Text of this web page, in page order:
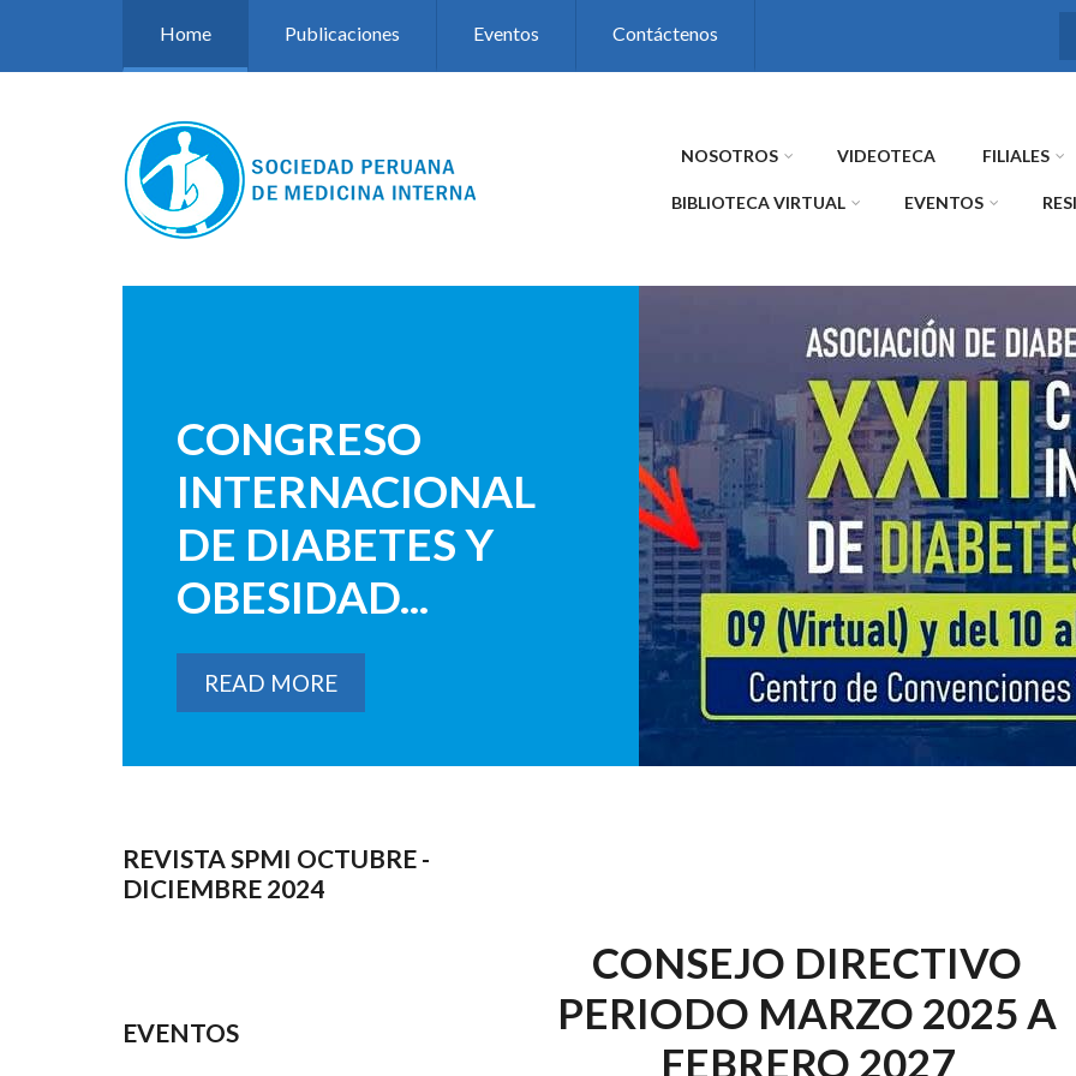
Home Publicaciones Eventos Contáctenos
NOSOTROS VIDEOTECA FILIALES
BIBLIOTECA VIRTUAL EVENTOS
CONGRESO
INTERNACIONAL
DE DIABETES Y
OBESIDAD...
READ MORE
REVISTA SPMI OCTUBRE -
DICIEMBRE 2024
EVENTOS
CONSEJO DIRECTIVO
PERIODO MARZO 2025 A
FEBRERO 2027